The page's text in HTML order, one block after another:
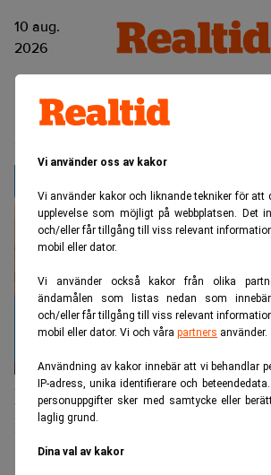
Vi använder oss av kakor
Vi använder kakor och liknande tekniker för att
upplevelse som möjligt på webbplatsen. Det
och/eller får tillgång till viss relevant
mobil eller dator.
Vi använder också kakor från olika
ändamålen som listas nedan som
och/eller får tillgång till viss relevant
mobil eller dator. Vi och våra partners använder.
Användning av kakor innebär att vi behandlar
IP-adress, unika identifierare och
personuppgifter sker med samtycke eller
laglig grund.
Dina val av kakor
10 aug.
2026
Niklas Nordström
Kan tvingas betala
hoppar av